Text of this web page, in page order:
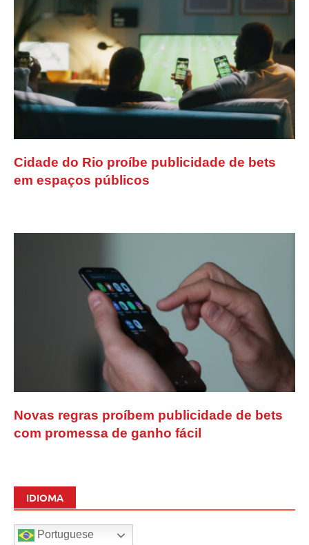
Cidade do Rio proíbe publicidade de bets
em espaços públicos
Novas regras proíbem publicidade de bets
com promessa de ganho fácil
IDIOMA
Portuguese